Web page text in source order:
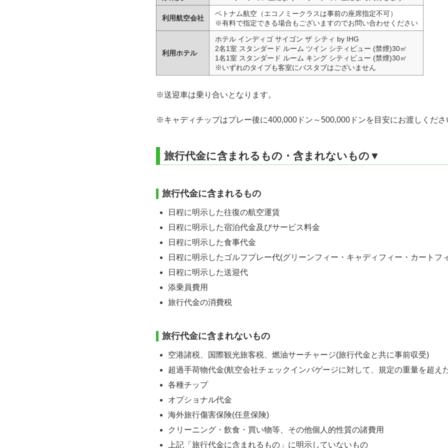
利用航空会社
ベトナム航空（エコノミークラスは事前の座席指定不可）
※有料で指定できる場合もございますのでお問い合わせください
利用ホテル
ホテル インディゴ サイゴン ザ シティ by IHG
2名1室 スタンダード ルーム ツイン シティビュー (禁煙)30㎡
1名1室 スタンダード ルーム キング シティビュー (禁煙)30㎡
※いずれのタイプも客室にバスタブはございません
※送迎車は乗り合いとなります。
※キャディチップはプレー後に400,000ドン～500,000ドンを目安にお渡しくださ
旅行代金に含まれるもの・含まれないもの▼
旅行代金に含まれるもの
日程に明示した往復の航空運賃
日程に明示した宿泊代金及びサービス料金
日程に明示した食事代金
日程に明示したゴルフプレー代(グリーンフィー・キャディフィー・カートフ
日程に明示した送迎代
添乗員費用
旅行代金の消費税
旅行代金に含まれないもの
空港諸税、国際観光旅客税、燃油サーチャージ(旅行代金と共に事前収受)
超過手荷物代金(航空会社チェックインバゲージに対して、規定の重量を超え
各種チップ
オプショナル代金
海外旅行傷害保険(任意保険)
クリーニング・飲食・買い物等、その他個人的性質の諸費用
上記「旅行代金に含まれるもの」に明示していないもの